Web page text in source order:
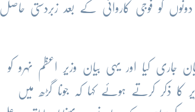
کو فوجی کاروائی کے بعد زبردستی حاصل
کو پریس میں ایک بیان جاری کیا اور یہی بیان وزیر اعظم نہرو کو
کا ذکر کرتے ہوئے کہا کہ جونا گڑھ میں